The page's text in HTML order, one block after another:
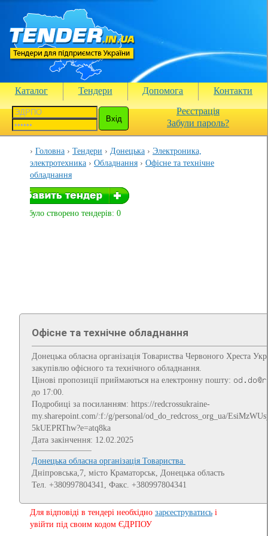
Каталог Тендери Допомога
Контакти
Реєстрація
Забули пароль?
Головна Тендери Донецька
Электроника,
электротехника
Обладнання
Офісне та технічне
обладнання
Вами було створено тендерів: 0
Офісне та технічне обладнання
Донецька обласна організація Товариства Червоного Хреста
закупівлю офісного та технічного обладнання.
Цінові пропозиції приймаються на електронну пошту:
до 17:00.
Подробиці за посиланням: https://redcrossukraine-
my.sharepoint.com/:f:/g/personal/od_do_redcross_org_ua/
5kUEPRThw?e=atq8ka
Дата закінчення: 12.02.2025
Донецька обласна організація Товариства
Дніпровська,7, місто Краматорськ, Донецька область
Тел. +380997804341, Факс. +380997804341
Для відповіді в тендері необхідно зарєеструватись і
увійти під своим кодом ЄДРПОУ